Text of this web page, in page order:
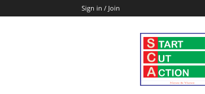
Sign in / Join
Start
Cut
|
News